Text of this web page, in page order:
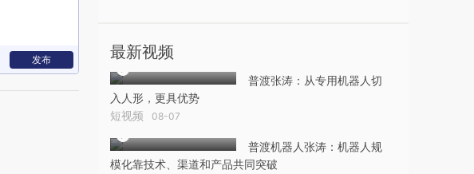
发布 最新视频
普渡张涛：从专用机器人切
入人形，更具优势
短视频 08-07
普渡机器人张涛：机器人规
模化靠技术、渠道和产品共同突破